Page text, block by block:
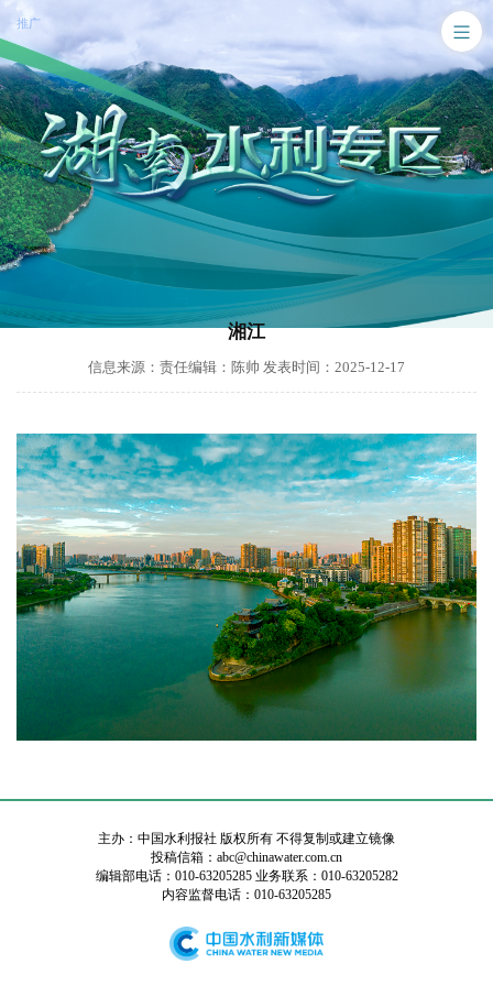
推广
湘江
信息来源：责任编辑：陈帅 发表时间：2025-12-17
主办：中国水利报社 版权所有 不得复制或建立镜像
投稿信箱：abc@chinawater.com.cn
编辑部电话：010-63205285 业务联系：010-63205282
内容监督电话：010-63205285